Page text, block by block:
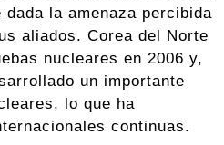
la amenaza percibida
aliados. Corea del Norte
nucleares en 2006 y,
un importante
lo que ha
continuas.